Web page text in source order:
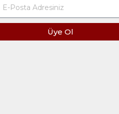
Üye Ol